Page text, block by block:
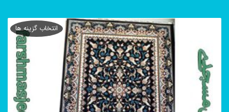
محصول
مختلفی
باشد.
انتخاب گزینه ها